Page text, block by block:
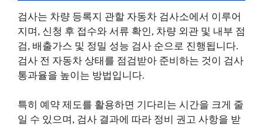
검사는 차량 등록지 관할 자동차 검사소에서 이루어
지며, 신청 후 접수와 서류 확인, 차량 외관 및 내부 점
검, 배출가스 및 정밀 성능 검사 순으로 진행됩니다.
검사 전 자동차 상태를 점검받아 준비하는 것이 검사
통과율을 높이는 방법입니다.
특히 예약 제도를 활용하면 기다리는 시간을 크게 줄
일 수 있으며, 검사 결과에 따라 정비 권고 사항을 받